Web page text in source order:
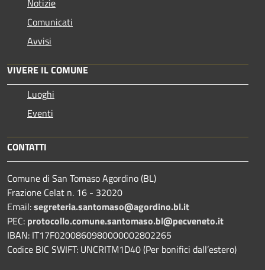
Notizie
Comunicati
Avvisi
VIVERE IL COMUNE
Luoghi
Eventi
CONTATTI
Comune di San Tomaso Agordino (BL)
Frazione Celat n. 16 - 32020
Email:segreteria.santomaso@agordino.bl.it
PEC: protocollo.comune.santomaso.bl@pecveneto.it
IBAN: IT17F0200860980000002802265
Codice BIC SWIFT: UNCRITM1D40 (Per bonifici dall’estero)